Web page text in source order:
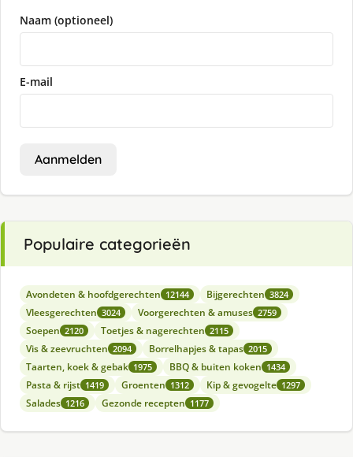
Naam (optioneel)
E-mail
Aanmelden
Populaire categorieën
Avondeten & hoofdgerechten 12144 Bijgerechten 3824
Vleesgerechten 3024 Voorgerechten & amuses 2759
Soepen 2120 Toetjes & nagerechten 2115
Vis & zeevruchten 2094 Borrelhapjes & tapas 2015
Taarten, koek & gebak 1975 BBQ & buiten koken 1434
Pasta & rijst 1419 Groenten 1312 Kip & gevogelte 1297
Salades 1216 Gezonde recepten 1177